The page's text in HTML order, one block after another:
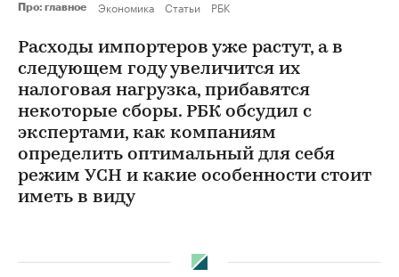
Про: главное Экономика Статьи РБК
Расходы импортеров уже растут, а в
следующем году увеличится их
налоговая нагрузка, прибавятся
некоторые сборы. РБК обсудил с
экспертами, как компаниям
определить оптимальный для себя
режим УСН и какие особенности стоит
иметь в виду